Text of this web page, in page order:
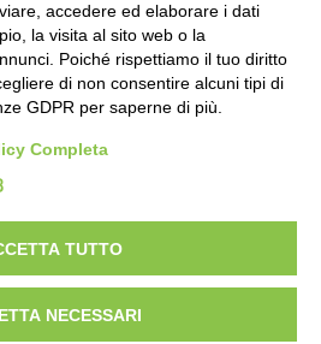
fa
Olimpico, definito il piano
2026-27
fa
OsMed 2025 sull’uso dei
in Italia
fa
accedere ed elaborare i dati
la visita al sito web o la
Poiché rispettiamo il tuo diritto
di non consentire alcuni tipi di
GDPR per saperne di più.
Completa
TUTTO
NECESSARI